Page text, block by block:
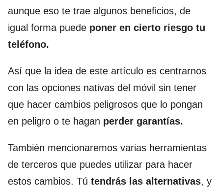
aunque eso te trae algunos beneficios, de
igual forma puede poner en cierto riesgo tu
teléfono.
Así que la idea de este artículo es centrarnos
con las opciones nativas del móvil sin tener
que hacer cambios peligrosos que lo pongan
en peligro o te hagan perder garantías.
También mencionaremos varias herramientas
de terceros que puedes utilizar para hacer
estos cambios. Tú tendrás las alternativas, y